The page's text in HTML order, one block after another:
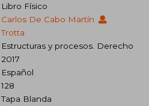
Libro Físico
Carlos De Cabo Martín
Trotta
Estructuras y procesos. Derecho
2017
Español
128
Tapa Blanda